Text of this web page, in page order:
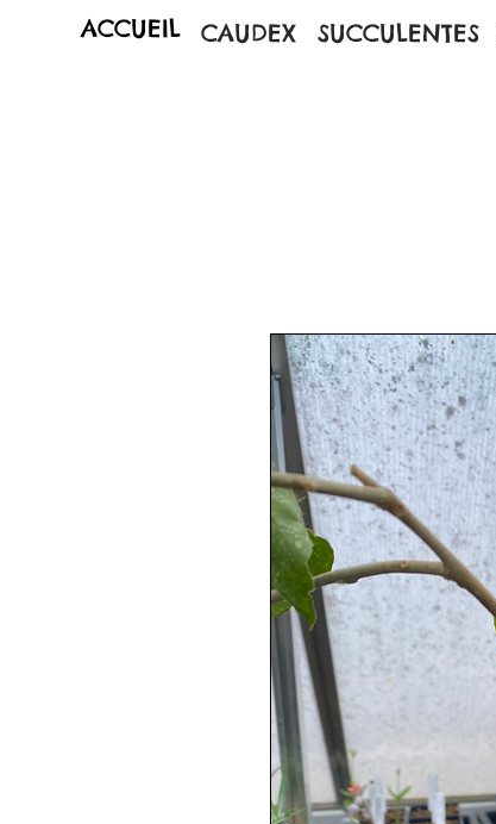
ACCUEIL CAUDEX SUCCULENTES